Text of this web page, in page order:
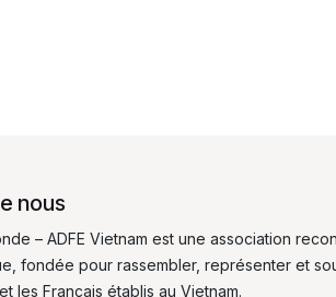
nous
– ADFE Vietnam est une association
fondée pour rassembler, représenter et
les Français établis au Vietnam.